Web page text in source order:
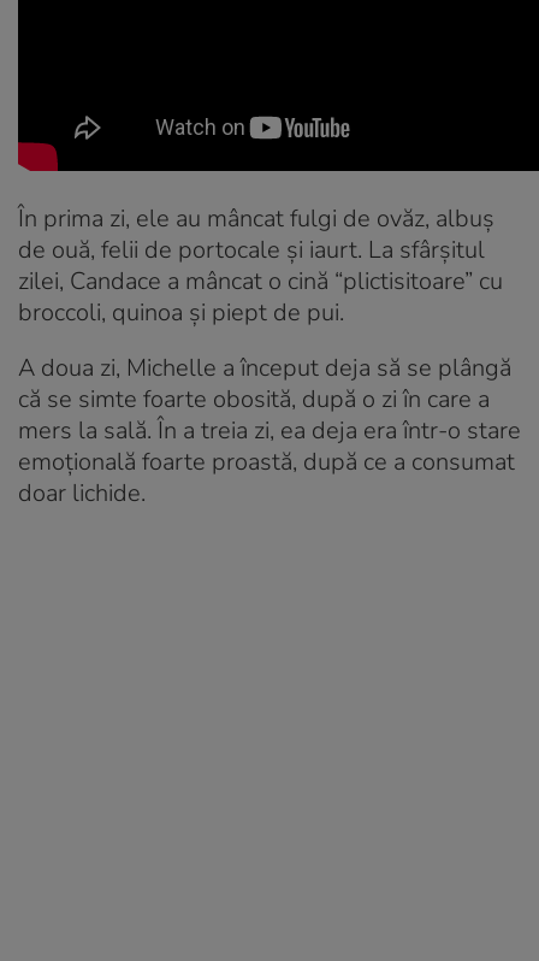
În prima zi, ele au mâncat fulgi de ovăz, albuș
de ouă, felii de portocale și iaurt. La sfârșitul
zilei, Candace a mâncat o cină “plictisitoare” cu
broccoli, quinoa și piept de pui.
A doua zi, Michelle a început deja să se plângă
că se simte foarte obosită, după o zi în care a
mers la sală. În a treia zi, ea deja era într-o stare
emoțională foarte proastă, după ce a consumat
doar lichide.